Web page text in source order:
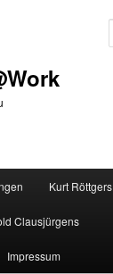
Kurt Röttgers
Clausjürgens
Impressum